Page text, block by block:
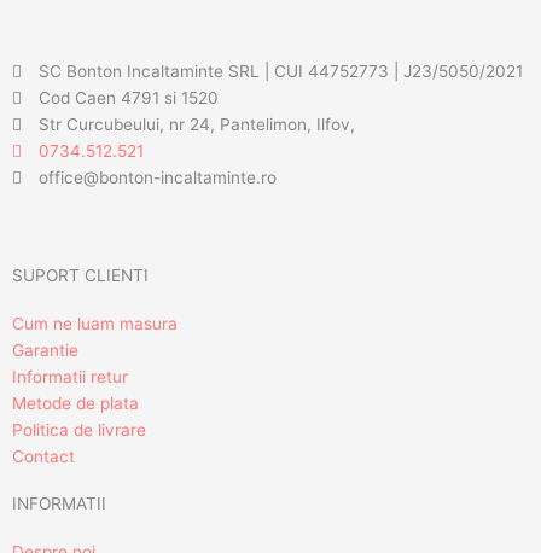
SC Bonton Incaltaminte SRL | CUI 44752773 | J23/5050/2021
Cod Caen 4791 si 1520
Str Curcubeului, nr 24, Pantelimon, Ilfov,
0734.512.521
office@bonton-incaltaminte.ro
SUPORT CLIENTI
Cum ne luam masura
Garantie
Informatii retur
Metode de plata
Politica de livrare
Contact
INFORMATII